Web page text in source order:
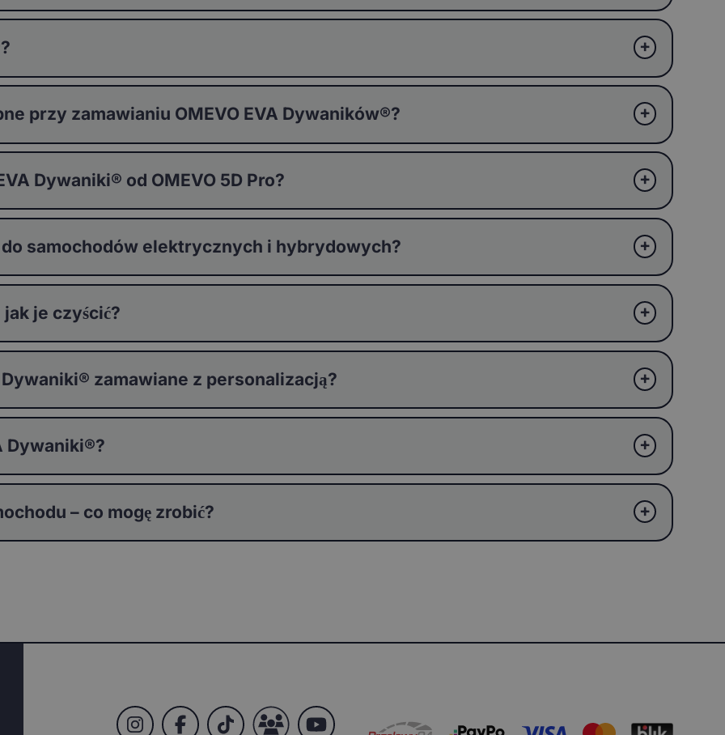
przy zamawianiu OMEVO EVA Dywaników®?
Dywaniki® od OMEVO 5D Pro?
do samochodów elektrycznych i hybrydowych?
je czyścić?
Dywaniki® zamawiane z personalizacją?
Dywaniki®?
– co mogę zrobić?